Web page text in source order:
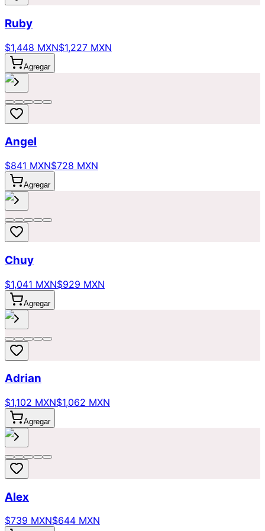
Ruby
$1,448 MXN$1,227 MXN
Agregar
Angel
$841 MXN$728 MXN
Agregar
Chuy
$1,041 MXN$929 MXN
Agregar
Adrian
$1,102 MXN$1,062 MXN
Agregar
Alex
$739 MXN$644 MXN